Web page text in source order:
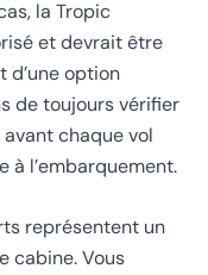
la Tropic
et devrait être
d’une option
de toujours vérifier
chaque vol
à l’embarquement.
représentent un
cabine. Vous